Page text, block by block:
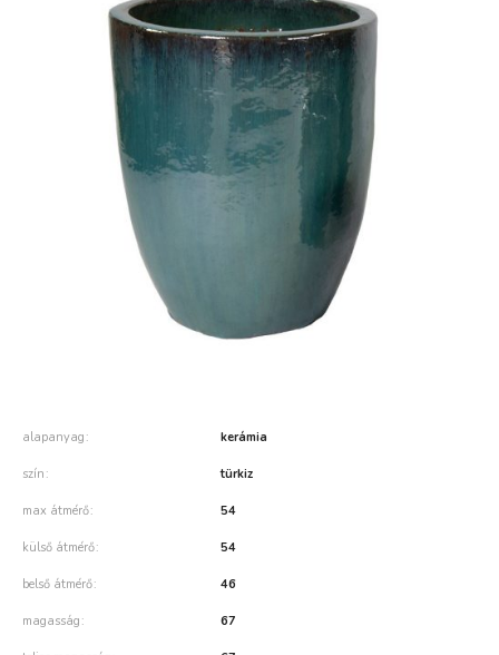
alapanyag kerámia
szín türkiz
max átmérő 54
külső átmérő 54
belső átmérő 46
magasság 67